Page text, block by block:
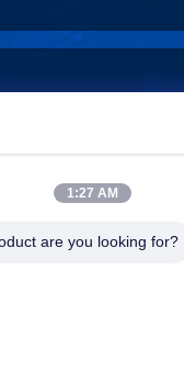
1:27 AM
are you looking for?